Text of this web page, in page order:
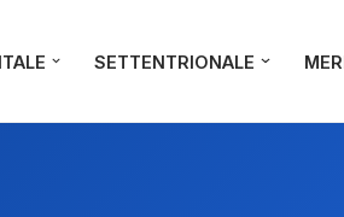
SETTENTRIONALE